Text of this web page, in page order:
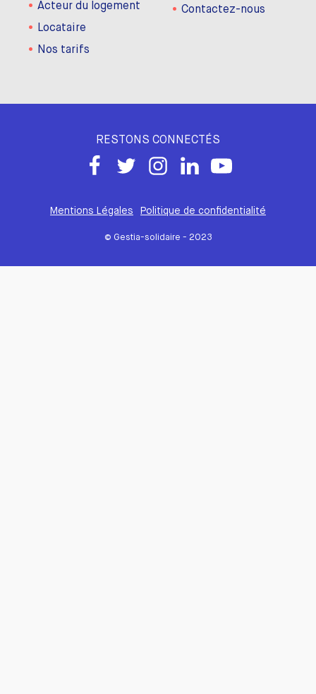
Acteur du logement
Locataire
Nos tarifs
Contactez-nous
RESTONS CONNECTÉS
Mentions Légales Politique de confidentialité
© Gestia-solidaire - 2023